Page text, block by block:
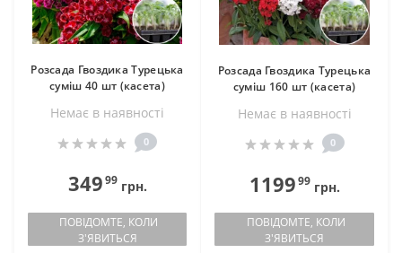
Розсада Гвоздика Турецька
суміш 40 шт (касета)
Немає в наявностi
0
34999грн.
ПОВІДОМТЕ, КОЛИ
З'ЯВИТЬСЯ
Розсада Гвоздика Турецька
суміш 160 шт (касета)
Немає в наявностi
0
119999грн.
ПОВІДОМТЕ, КОЛИ
З'ЯВИТЬСЯ